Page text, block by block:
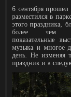
6 сентября
разместился в
этого праздника,
более чем
показательные
музыка и многое
день. Не изменяя
праздник и в